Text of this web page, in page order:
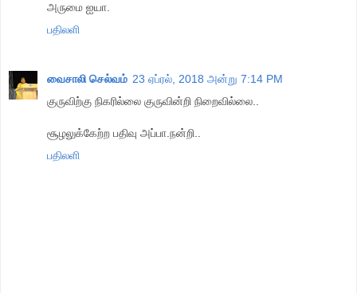
அருமை ஐயா.
பதிலளி
வைசாலி செல்வம் 23 ஏப்ரல், 2018 அன்று 7:14 PM
குருவிற்கு நிகரில்லை குருவின்றி நிறைவில்லை..
சூழலுக்கேற்ற பதிவு அப்பா.நன்றி..
பதிலளி